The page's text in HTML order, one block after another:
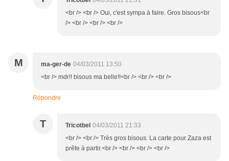
<br /> <br /> Oui, c'est sympa à faire. Gros bisous<br
/> <br /> <br /> <br />
M ma-ger-de 04/03/2011 13:50
<br /> mdr!! bisous ma belle!!<br /> <br /> <br />
Répondre
T Tricotbel 04/03/2011 21:33
<br /> <br /> Très gros bisous. La carte pour Zaza est
prête à partir.<br /> <br /> <br /> <br />